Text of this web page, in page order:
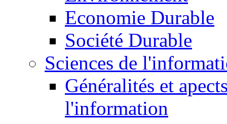
Economie Durable
Société Durable
Sciences de
Généralités et
l'information